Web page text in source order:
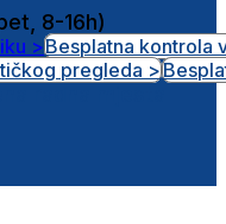
8-16h)
>Besplatna kontrola
pregleda >